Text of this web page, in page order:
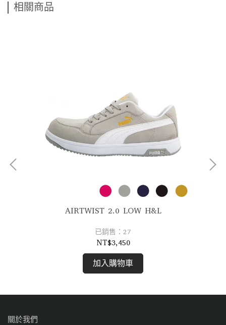
相關商品
AIRTWIST 2.0 LOW H&L
已銷售：27
NT$3,450
加入購物車
關於我們